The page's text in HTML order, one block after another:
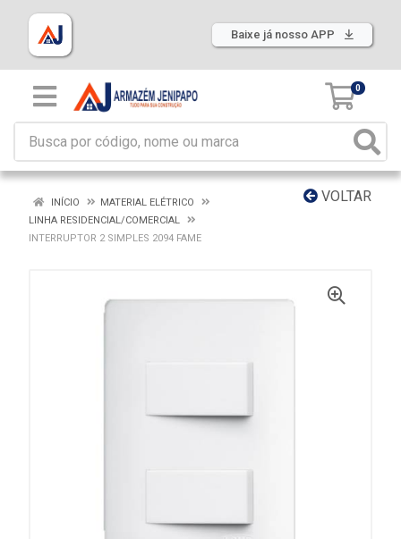
Baixe já nosso APP
0
VOLTAR
INÍCIO
MATERIAL ELÉTRICO
LINHA RESIDENCIAL/COMERCIAL
INTERRUPTOR 2 SIMPLES 2094 FAME